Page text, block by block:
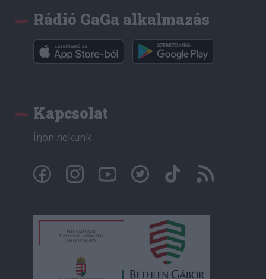
Rádió GaGa alkalmazás
Kapcsolat
Írjon nekünk